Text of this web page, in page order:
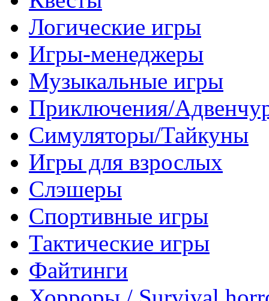
Логические игры
Игры-менеджеры
Музыкальные игры
Приключения/
Симуляторы/Тайкуны
Игры для взрослых
Слэшеры
Спортивные игры
Тактические игры
Файтинги